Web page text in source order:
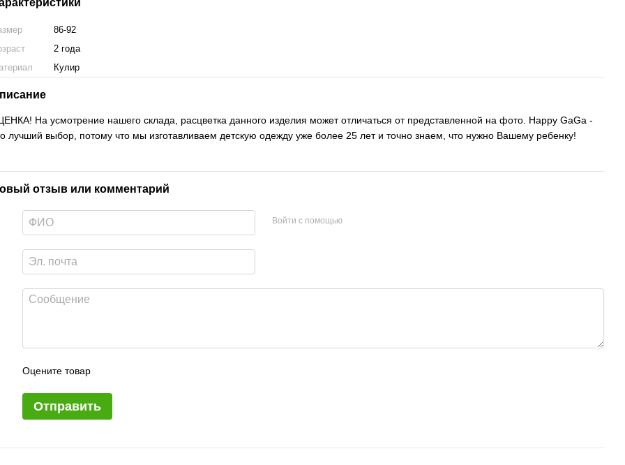
86-92
2 года
Кулир
На усмотрение нашего склада, расцветка данного изделия может отличаться от представленной на фото. Happy GaGa -
лучший выбор, потому что мы изготавливаем детскую одежду уже более 25 лет и точно знаем, что нужно Вашему ребенку!
отзыв или комментарий
Войти с помощью
Оцените товар
Отправить